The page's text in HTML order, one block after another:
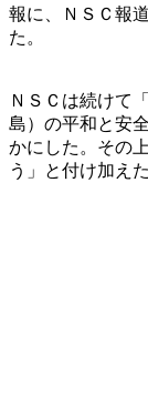
報に、ＮＳＣ報
た。
ＮＳＣは続けて
島）の平和と安
かにした。その
う」と付け加えた